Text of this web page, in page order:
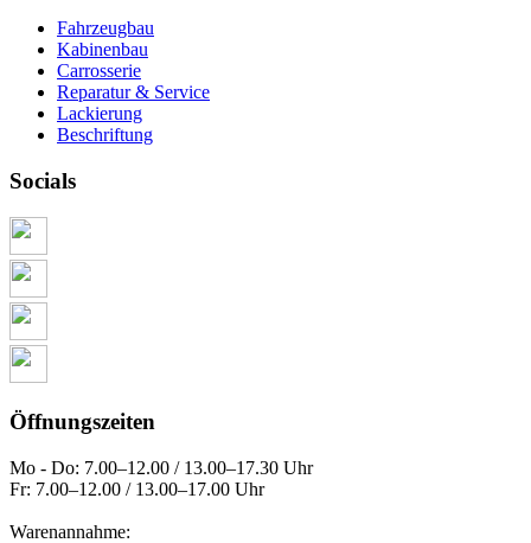
Fahrzeugbau
Kabinenbau
Carrosserie
Reparatur & Service
Lackierung
Beschriftung
Socials
Öffnungszeiten
Mo - Do: 7.00–12.00 / 13.00–17.30 Uhr
Fr: 7.00–12.00 / 13.00–17.00 Uhr
Warenannahme: